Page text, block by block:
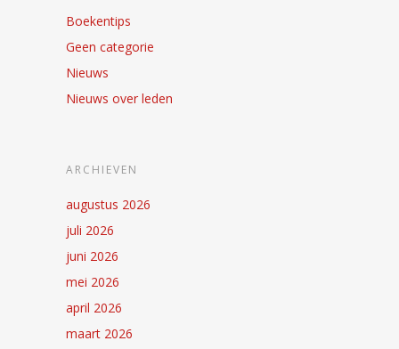
Boekentips
Geen categorie
Nieuws
Nieuws over leden
ARCHIEVEN
augustus 2026
juli 2026
juni 2026
mei 2026
april 2026
maart 2026